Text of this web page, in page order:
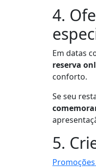
4.
Em datas
reserva
conforto.
Se seu
5.